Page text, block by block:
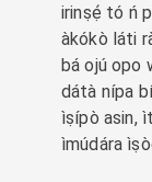
irinṣẹ́ tó ń
àkókò láti
bá ojú opo
dátà nípa
ìṣípò asin,
ìmúdára